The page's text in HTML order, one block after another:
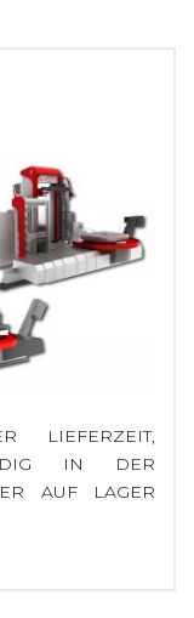
LIEFERZEIT,
IN DER
AUF LAGER